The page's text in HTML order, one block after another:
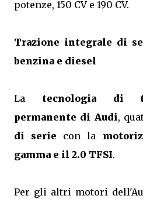
potenze, 150 CV e 190 CV.
Trazione integrale di
benzina e diesel
La tecnologia di
permanente di Audi,
di serie con la
gamma e il 2.0 TFSI.
Per gli altri motori